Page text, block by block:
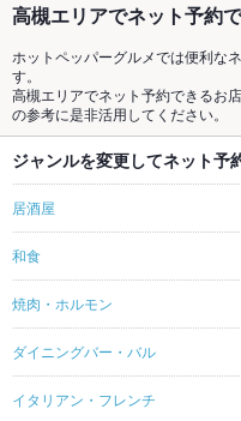
高槻エリアでネット予約
ホットペッパーグルメでは便利な
す。
高槻エリアでネット予約できるお
の参考に是非活用してください。
ジャンルを変更してネット予
居酒屋
和食
焼肉・ホルモン
ダイニングバー・バル
イタリアン・フレンチ